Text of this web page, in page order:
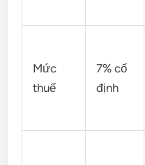
Mức
thuế
7% cố
định